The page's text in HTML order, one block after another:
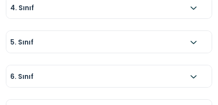
4. Sınıf
5. Sınıf
6. Sınıf